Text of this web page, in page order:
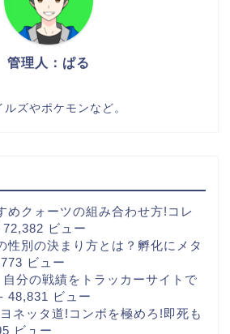
管理人：ぱる
ズやポケモンなど。
めクォーツの組み合わせ方!コレ
72,382 ビュー
性別の決まり方とは？孵化にメタ
ビュー
自分の戦績をトラッカーサイトで
- 48,831 ビュー
ネッタ道!コンボを極めろ!即死も
ビュー